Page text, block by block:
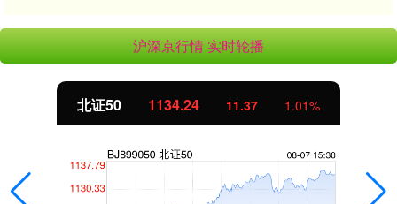
沪深京行情 实时轮播
北证50 1134.24 11.37 1.01%